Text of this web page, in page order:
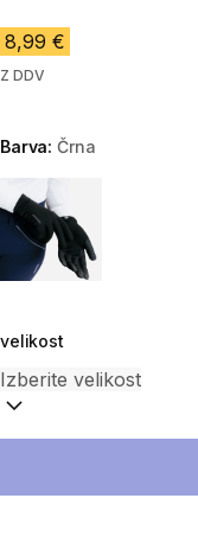
8,99 €
Z DDV
Barva:Črna
Choose a variant
velikost